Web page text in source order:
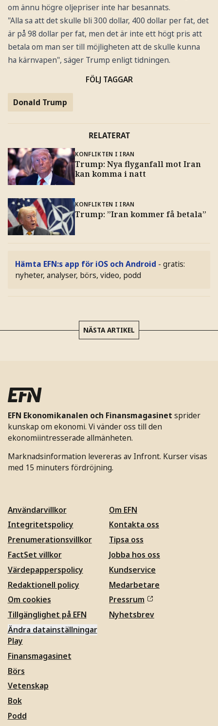
om ännu högre oljepriser inte har besannats.
"Alla sa att det skulle bli 300 dollar, 400 dollar per fat, det
är på 98 dollar per fat, men det är inte ett högt pris att
betala om man ser till möjligheten att de skulle kunna
ha kärnvapen", säger Trump enligt tidningen.
FÖLJ TAGGAR
Donald Trump
RELATERAT
KONFLIKTEN I IRAN
Trump: Nya flyganfall mot Iran
kan komma i natt
KONFLIKTEN I IRAN
Trump: ”Iran kommer få betala”
Hämta EFN:s app för iOS och Android - gratis:
nyheter, analyser, börs, video, podd
NÄSTA ARTIKEL
EFN Ekonomikanalen och Finansmagasinet sprider
kunskap om ekonomi. Vi vänder oss till den
ekonomiintresserade allmänheten.
Marknadsinformation levereras av Infront. Kurser visas
med 15 minuters fördröjning.
Användarvillkor
Integritetspolicy
Prenumerationsvillkor
FactSet villkor
Värdepapperspolicy
Redaktionell policy
Om cookies
Tillgänglighet på EFN
Ändra datainställningar
Om EFN
Kontakta oss
Tipsa oss
Jobba hos oss
Kundservice
Medarbetare
Pressrum
Nyhetsbrev
Play
Finansmagasinet
Börs
Vetenskap
Bok
Podd